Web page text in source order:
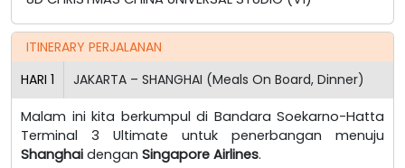
ITINERARY PERJALANAN
HARI 1 JAKARTA – SHANGHAI (Meals On Board, Dinner)
Malam ini kita berkumpul di Bandara Soekarno-Hatta
Terminal 3 Ultimate untuk penerbangan menuju
Shanghai dengan Singapore Airlines.